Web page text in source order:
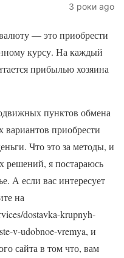
3 роки ago
— это приобрести
курсу. На каждый
прибылью хозяина
пунктов обмена
приобрести
Что это за методы, и
я постараюсь
А если вас интересует
на
dostavka-krupnyh-
v-udobnoe-vremya, и
сайта в том что, вам